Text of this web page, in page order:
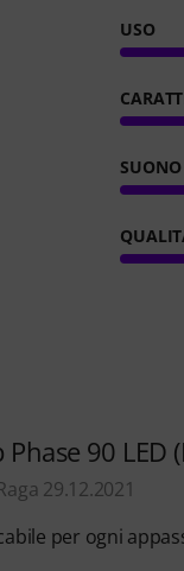
USO
SUONO
90 LED
29.12.2021
per ogni